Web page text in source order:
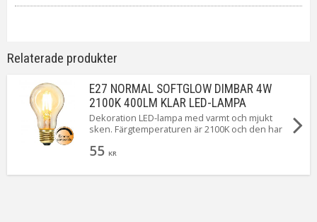
Ljusfärg
Varmvit (2100K)
Dimbar
On/Off
12500 tändningar
Energiklass
A++
Färgåtergivning (RA)
80°
Spänning Ljuskälla
220-240VAC
Relaterade produkter
E27 NORMAL SOFTGLOW DIMBAR 4W
2100K 400LM KLAR LED-LAMPA
Dekoration LED-lampa med varmt och mjukt
sken. Färgtemperaturen är 2100K och den har
dimmerkompatibel och har E27-sockel.
55 KR